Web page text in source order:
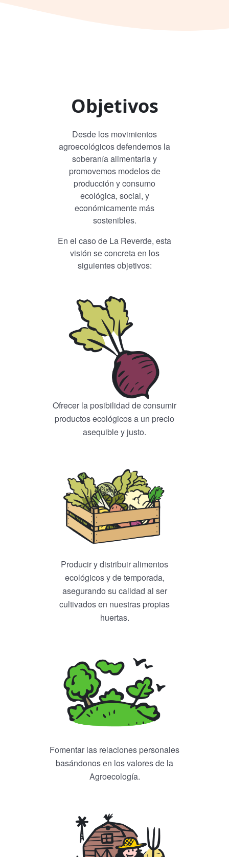
Objetivos
Desde los movimientos
agroecológicos defendemos la
soberanía alimentaria y
promovemos modelos de
producción y consumo
ecológica, social, y
económicamente más
sostenibles.
En el caso de La Reverde, esta
visión se concreta en los
siguientes objetivos:
Ofrecer la posibilidad de consumir
productos ecológicos a un precio
asequible y justo.
Producir y distribuir alimentos
ecológicos y de temporada,
asegurando su calidad al ser
cultivados en nuestras propias
huertas.
Fomentar las relaciones personales
basándonos en los valores de la
Agroecología.